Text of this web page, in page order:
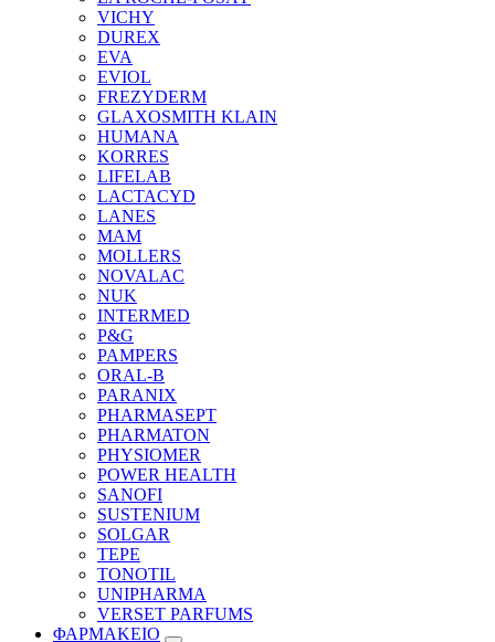
VICHY
DUREX
EVA
EVIOL
FREZYDERM
GLAXOSMITH KLAIN
HUMANA
KORRES
LIFELAB
LACTACYD
LANES
MAM
MOLLERS
NOVALAC
NUK
INTERMED
P&G
PAMPERS
ORAL-B
PARANIX
PHARMASEPT
PHARMATON
PHYSIOMER
POWER HEALTH
SANOFI
SUSTENIUM
SOLGAR
TEPE
TONOTIL
UNIPHARMA
VERSET PARFUMS
ΦΑΡΜΑΚΕΙΟ